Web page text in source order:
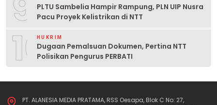
PLTU Sambelia Hampir Rampung, PLN UIP Nusra
Pacu Proyek Kelistrikan di NTT
10HUKRIM
Dugaan Pemalsuan Dokumen, Pertina NTT
Polisikan Pengurus PERBATI
PT. ALANESIA MEDIA PRATAMA, RSS Oesapa, Blok C No: 27,